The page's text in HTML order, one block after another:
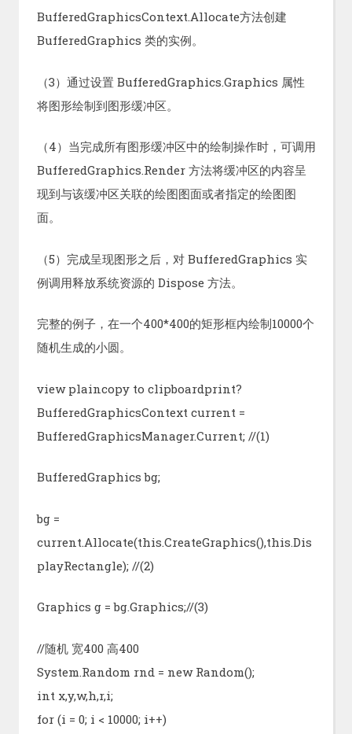
BufferedGraphicsContext.Allocate方法创建
BufferedGraphics 类的实例。
（3）通过设置 BufferedGraphics.Graphics 属性
将图形绘制到图形缓冲区。
（4）当完成所有图形缓冲区中的绘制操作时，可调用
BufferedGraphics.Render 方法将缓冲区的内容呈
现到与该缓冲区关联的绘图图面或者指定的绘图图
面。
（5）完成呈现图形之后，对 BufferedGraphics 实
例调用释放系统资源的 Dispose 方法。
完整的例子，在一个400*400的矩形框内绘制10000个
随机生成的小圆。
view plaincopy to clipboardprint?
BufferedGraphicsContext current =
BufferedGraphicsManager.Current; //(1)
BufferedGraphics bg;
bg =
current.Allocate(this.CreateGraphics(),this.Dis
playRectangle); //(2)
Graphics g = bg.Graphics;//(3)
//随机 宽400 高400
System.Random rnd = new Random();
int x,y,w,h,r,i;
for (i = 0; i < 10000; i++)